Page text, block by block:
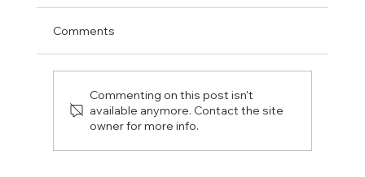
Where To Eat Breakfast And Brunch In
Comments
Commenting on this post isn't
available anymore. Contact the site
owner for more info.